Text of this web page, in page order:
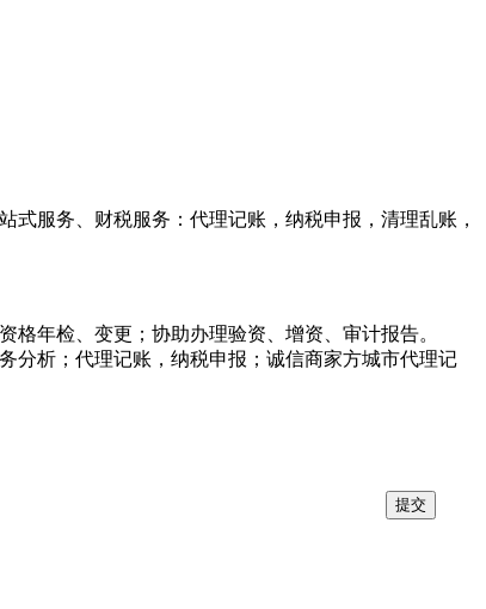
服务、财税服务：代理记账，纳税申报，清理乱账，
年检、变更；协助办理验资、增资、审计报告。
分析；代理记账，纳税申报；诚信商家方城市代理记